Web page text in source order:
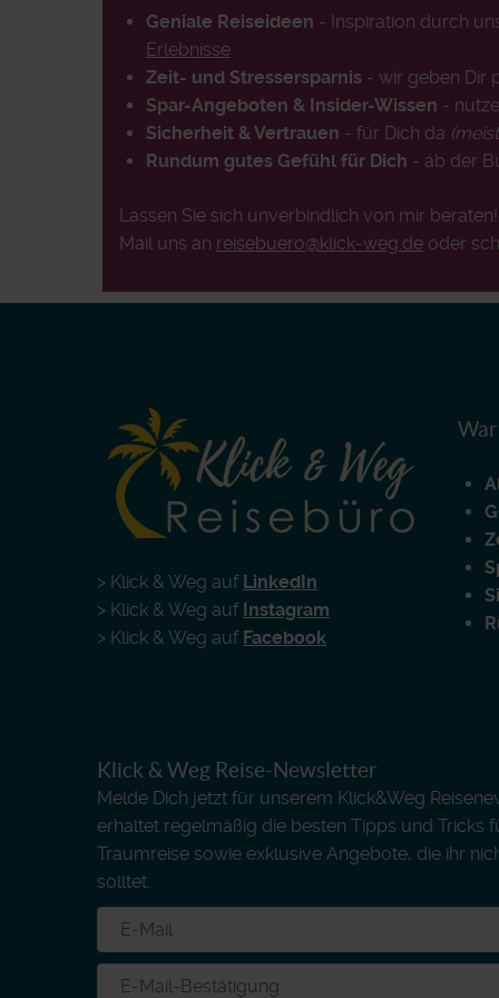
Geniale Reiseideen - Inspiration durch
Erlebnisse
Zeit- und Stressersparnis - wir geben Dir
Spar-Angeboten & Insider-Wissen -
Sicherheit & Vertrauen - für Dich da
Rundum gutes Gefühl für Dich - ab der
Lassen Sie sich unverbindlich von mir beraten!
Mail uns an reisebuero@klick-weg.de oder
> Klick & Weg auf LinkedIn
> Klick & Weg auf Instagram
> Klick & Weg auf Facebook
Klick & Weg Reise-Newsletter
Melde Dich jetzt für unserem Klick&Weg
erhaltet regelmäßig die besten Tipps und Tricks
Traumreise sowie exklusive Angebote, die ihr
solltet.